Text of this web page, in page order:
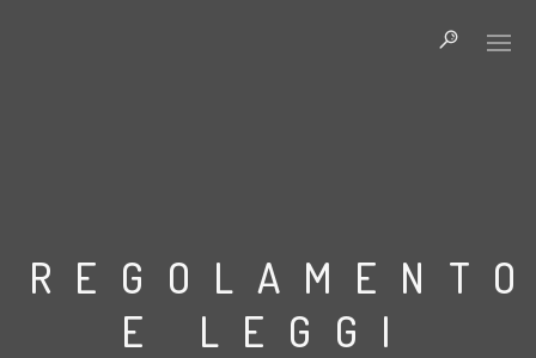
REGOLAMENTO E LEGGI
E LEGGI